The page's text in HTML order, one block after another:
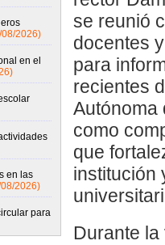
2026)
en el
en las
2026)
para
se reunió
docentes
para
recientes
Autónoma
como
que
institución
Durante